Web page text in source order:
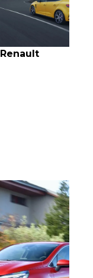
Renault